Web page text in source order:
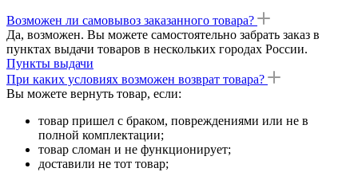
Возможен ли самовывоз заказанного товара?
Да, возможен. Вы можете самостоятельно забрать заказ в
пунктах выдачи товаров в нескольких городах России.
Пункты выдачи
При каких условиях возможен возврат товара?
Вы можете вернуть товар, если:
товар пришел с браком, повреждениями или не в
полной комплектации;
товар сломан и не функционирует;
доставили не тот товар;